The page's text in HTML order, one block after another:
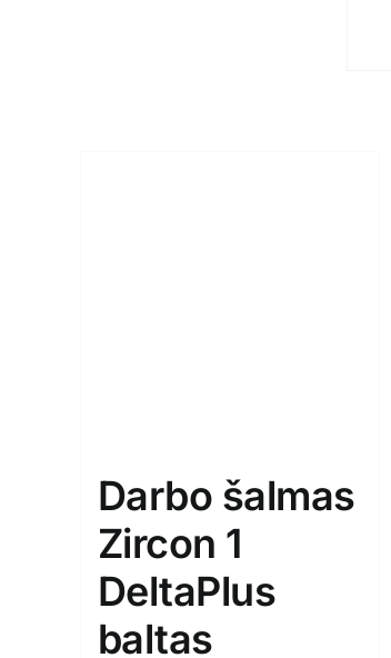
Darbo šalmas
Zircon 1
DeltaPlus
baltas